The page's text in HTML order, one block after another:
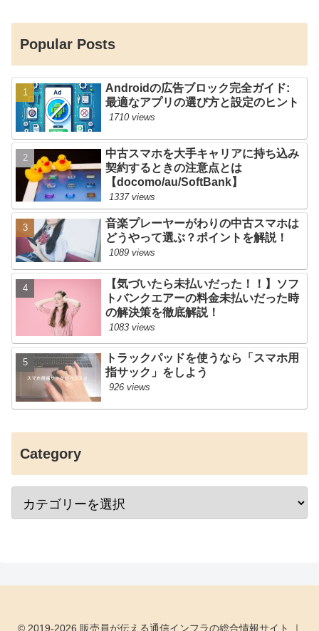
Popular Posts
Androidの広告ブロック完全ガイド:
最適なアプリの選び方と設定のヒント
1710 views
中古スマホを大手キャリアに持ち込み
契約するときの注意点とは
【docomo/au/SoftBank】
1337 views
音楽プレーヤーがわりの中古スマホは
どうやって選ぶ？ポイントを解説！
1089 views
【気づいたら未払いだった！！】ソフ
トバンクエアーの料金未払いだった時
の解決策を徹底解説！
1083 views
トラックパッドを使うなら「スマホ用
指サック」をしよう
926 views
Category
© 2019-2026 販売員が伝える通信インフラの総合情報サイト ｜